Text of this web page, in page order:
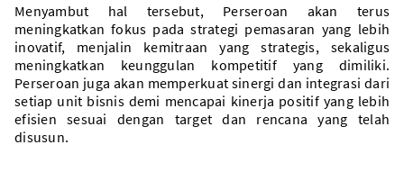
Menyambut hal tersebut, Perseroan akan terus
meningkatkan fokus pada strategi pemasaran yang lebih
inovatif, menjalin kemitraan yang strategis, sekaligus
meningkatkan keunggulan kompetitif yang dimiliki.
Perseroan juga akan memperkuat sinergi dan integrasi dari
setiap unit bisnis demi mencapai kinerja positif yang lebih
efisien sesuai dengan target dan rencana yang telah
disusun.